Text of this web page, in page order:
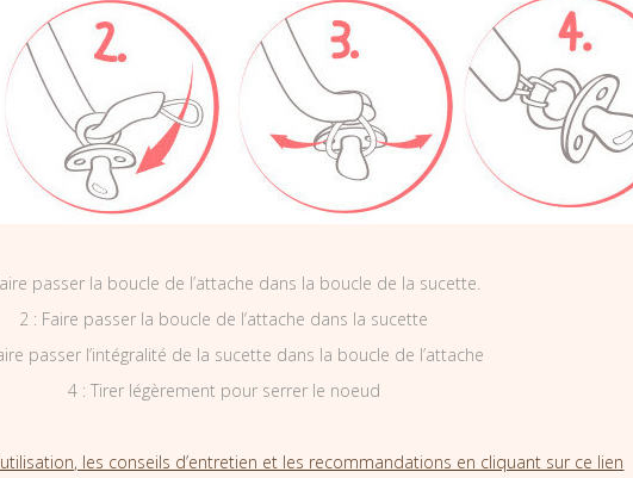
passer la boucle de l’attache dans la boucle de la sucette.
2 : Faire passer la boucle de l’attache dans la sucette
passer l’intégralité de la sucette dans la boucle de l’attache
4 : Tirer légèrement pour serrer le noeud
les conseils d’entretien et les recommandations en cliquant sur ce lien